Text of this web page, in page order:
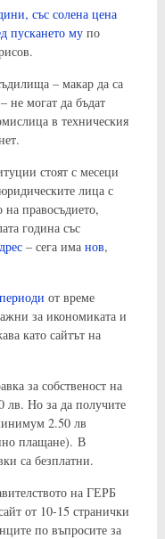
със солена цена
пускането мупо
– макар да са
не могат да бъдат
в техническия
стоят с месеци
лица с
на правосъдието,
година със
– сега има нов,
от време
за икономиката и
като сайтът на
за собственост на
Но за да получите
2.50 лв
плащане). В
са безплатни.
на ГЕРБ
от 10-15 странички
по въпросите за